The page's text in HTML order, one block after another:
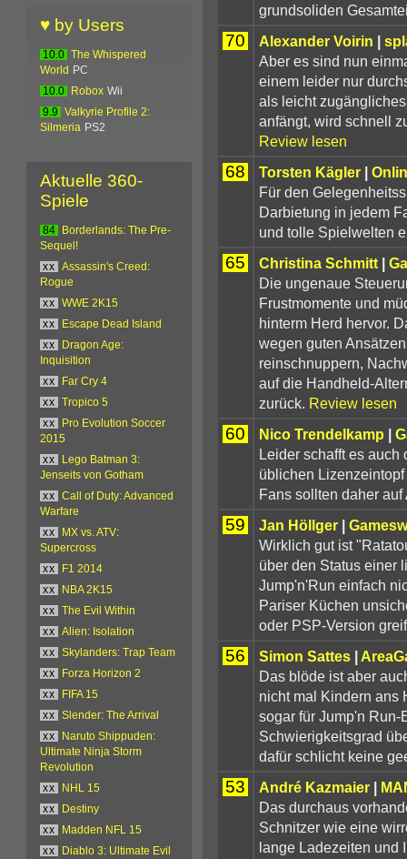
grundsoliden
70 Alexander Voirin |
Aber es sind nun
einem leider nur
als leicht
anfängt, wird schnell
Review lesen
68 Torsten Kägler|
Für den
Darbietung in jedem
und tolle Spielwelten
65 Christina Schmitt|
Die ungenaue
Frustmomente und
hinterm Herd hervor.
wegen guten
reinschnuppern,
auf die Handheld-
zurück. Review lesen
60 Nico Trendelkamp |
Leider schafft es auch
üblichen
Fans sollten daher
59 Jan Höllger|
Wirklich gut ist
über den Status einer
Jump'n'Run einfach
Pariser Küchen
oder PSP-Version
56 Simon Sattes|
Das blöde ist aber
nicht mal Kindern ans
sogar für Jump'n
Schwierigkeitsgrad
dafür schlicht keine
53 André Kazmaier|
Das durchaus
Schnitzer wie eine
lange Ladezeiten und
♥ by Users
10.0
The Whispered
World
PC
10.0
Robox Wii
9.9
Valkyrie Profile 2:
Silmeria PS2
Aktuelle 360-
Spiele
84
Borderlands: The Pre-
Sequel!
xx
Assassin's Creed:
Rogue
xx
WWE 2K15
xx
Escape Dead Island
xx
Dragon Age:
Inquisition
xx
Far Cry 4
xx
Tropico 5
xx
Pro Evolution Soccer
2015
xx
Lego Batman 3:
Jenseits von Gotham
xx
Call of Duty: Advanced
Warfare
xx
MX vs. ATV:
Supercross
xx
F1 2014
xx
NBA 2K15
xx
The Evil Within
xx
Alien: Isolation
xx
Skylanders: Trap Team
xx
Forza Horizon 2
xx
FIFA 15
xx
Slender: The Arrival
xx
Naruto Shippuden:
Ultimate Ninja Storm
Revolution
xx
NHL 15
xx
Destiny
xx
Madden NFL 15
xx
Diablo 3: Ultimate Evil